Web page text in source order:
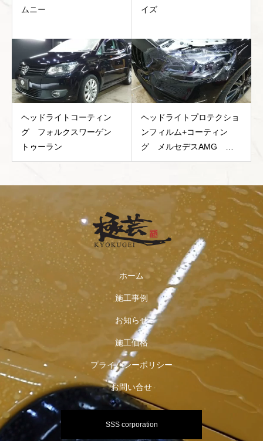
ムニー
イズ
ヘッドライトコーティン
グ フォルクスワーゲン
トゥーラン
ヘッドライトプロテクショ
ンフィルム+コーティン
グ メルセデスAMG
C43 W205
ホーム
施工事例
お知らせ
施工価格
プライバシーポリシー
お問い合せ
SSS corporation